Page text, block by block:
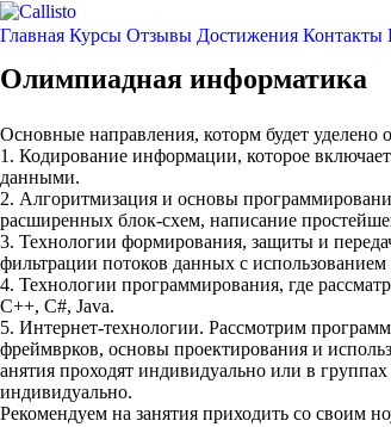
Главная Курсы Отзывы Достижения Контакты
Олимпиадная информатика
Основные направления, которм будет
1. Кодирование информации, которое
данными.
2. Алгоритмизация и основы
расширенных блок-схем, написание
3. Технологии формирования, защиты и
фильтрации потоков данных с
4. Технологии программирования, где
C++, C#, Java.
5. Интернет-технологии. Рассмотрим
фреймврков, основы проектирования и
анятия проходят индивидуально или в
индивидуально.
Рекомендуем на занятия приходить со своим